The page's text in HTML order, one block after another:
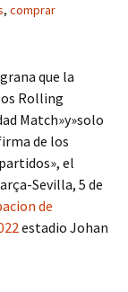
, comprar
que la
Rolling
Match»y»solo
de los
el
Sevilla, 5 de
de
estadio Johan